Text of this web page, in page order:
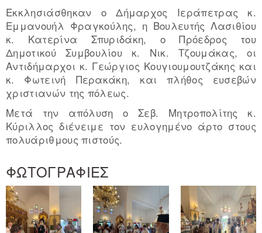
Εκκλησιάσθηκαν ο Δήμαρχος Ιεράπετρας κ.
Εμμανουήλ Φραγκούλης, η Βουλευτής Λασιθίου
κ. Κατερίνα Σπυριδάκη, ο Πρόεδρος του
Δημοτικού Συμβουλίου κ. Νικ. Τζουμάκας, οι
Αντιδήμαρχοι κ. Γεώργιος Κουγιουμουτζάκης και
κ. Φωτεινή Περακάκη, και πλήθος ευσεβών
χριστιανών της πόλεως.
Μετά την απόλυση ο Σεβ. Μητροπολίτης κ.
Κύριλλος διένειμε τον ευλογημένο άρτο στους
πολυάριθμους πιστούς.
ΦΩΤΟΓΡΑΦΙΕΣ